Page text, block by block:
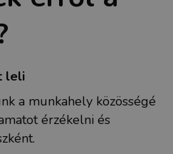
leli
a munkahely közösségé
érzékelni és